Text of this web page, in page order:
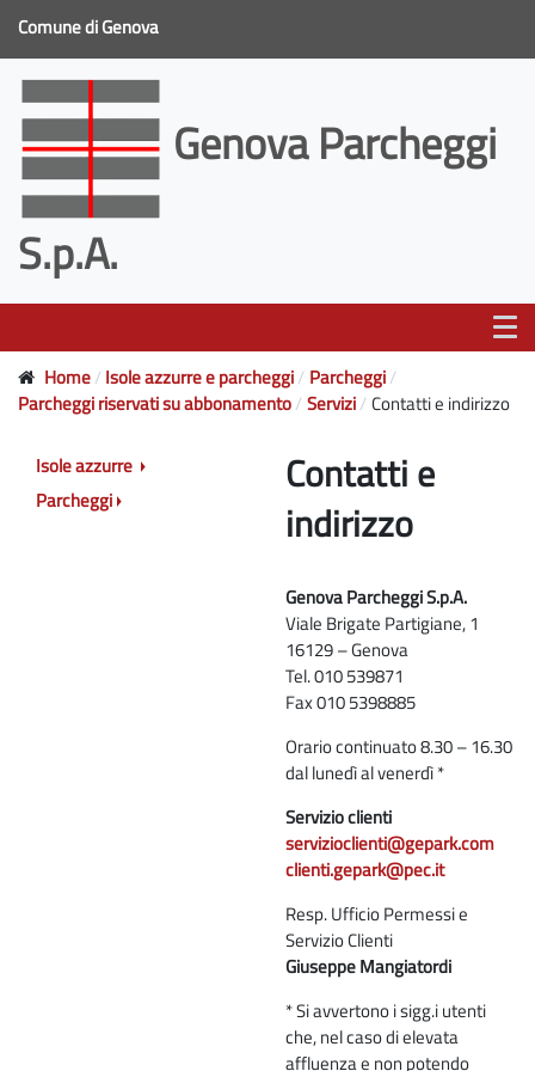
Comune di Genova
Genova Parcheggi
S.p.A.
Home Isole azzurre e parcheggi
Parcheggi
Parcheggi riservati su abbonamento Servizi Contatti e indirizzo
Contatti e
indirizzo
Genova Parcheggi S.p.A.
Viale Brigate Partigiane, 1
16129 – Genova
Tel. 010 539871
Fax 010 5398885
Orario continuato 8.30 – 16.30
dal lunedì al venerdì *
Servizio clienti
servizioclienti@gepark.com
clienti.gepark@pec.it
Resp. Ufficio Permessi e
Servizio Clienti
Giuseppe Mangiatordi
* Si avvertono i sigg.i utenti
che, nel caso di elevata
affluenza e non potendo
Isole azzurre
Parcheggi